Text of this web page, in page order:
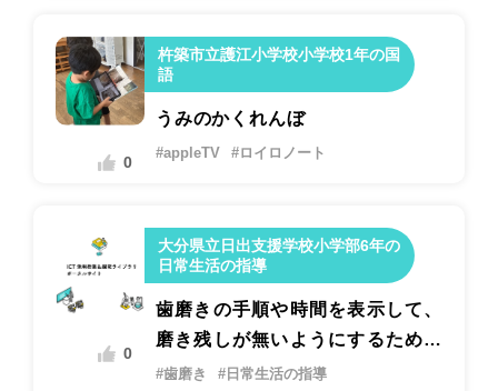
杵築市立護江小学校小学校1年の国
語
0
うみのかくれんぼ
#appleTV #ロイロノート
大分県立日出支援学校小学部6年の
日常生活の指導
0
歯磨きの手順や時間を表示して、
磨き残しが無いようにするための
指導
#歯磨き #日常生活の指導